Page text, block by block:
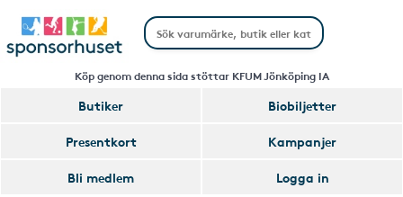
Köp genom denna sida stöttar KFUM Jönköping IA
Butiker
Biobiljetter
Presentkort
Kampanjer
Bli medlem
Logga in